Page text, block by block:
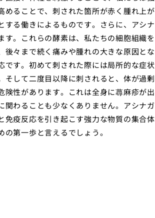
ることで、刺された箇所が赤く腫れ上が
る働きによるものです。さらに、アシナ
。これらの酵素は、私たちの細胞組織を
々まで続く痛みや腫れの大きな原因とな
です。初めて刺された際には局所的な症状
して二度目以降に刺されると、体が過剰
性があります。これは全身に蕁麻疹が出
わることも少なくありません。アシナガ
疫反応を引き起こす強力な物質の集合体
第一歩と言えるでしょう。